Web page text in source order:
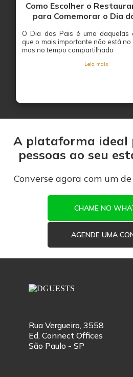
Como Escolher o
para Comemorar o Dia
O Dia dos Pais é uma daquelas
que o mais importante não está no
mas no tempo compartilhado
Leia mais
A plataforma ideal
pessoas ao seu
Converse agora com um
CHAME NO
AGENDE UMA
Rua Vergueiro, 3558
Ed. Connect Offices
São Paulo - SP